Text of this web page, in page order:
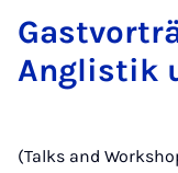
Anglistik
(Talks and